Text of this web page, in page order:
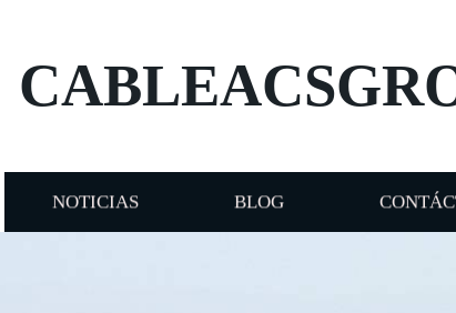
NOTICIAS BLOG